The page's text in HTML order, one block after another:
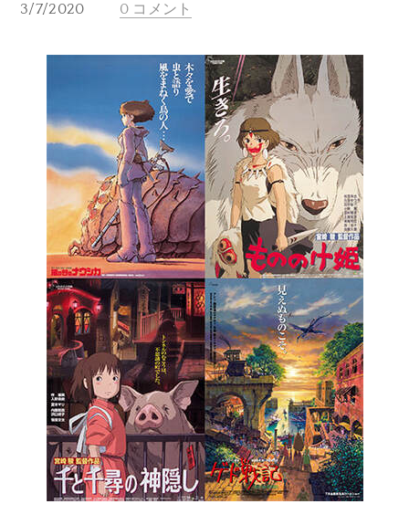
3/7/2020 0 コメント